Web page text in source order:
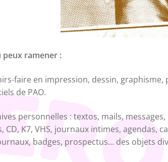
peux ramener :
faire en impression, dessin,
de PAO.
personnelles : textos, mails,
CD, K7, VHS, journaux intimes, agendas,
badges, prospectus… des objets